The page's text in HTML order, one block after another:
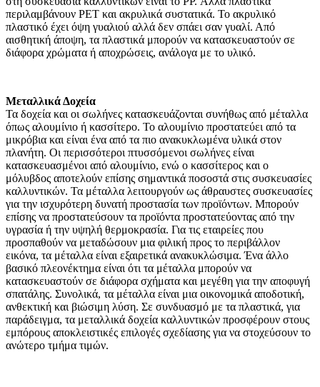
περιλαμβάνουν PET και ακρυλικά συστατικά. Το ακρυλικό
πλαστικό έχει όψη γυαλιού αλλά δεν σπάει σαν γυαλί. Από
αισθητική άποψη, τα πλαστικά μπορούν να κατασκευαστούν σε
διάφορα χρώματα ή αποχρώσεις, ανάλογα με το υλικό.
Μεταλλικά Δοχεία
Τα δοχεία και οι σωλήνες κατασκευάζονται συνήθως από μέταλλα
όπως αλουμίνιο ή κασσίτερο. Το αλουμίνιο προστατεύει από τα
μικρόβια και είναι ένα από τα πιο ανακυκλωμένα υλικά στον
πλανήτη. Οι περισσότεροι πτυσσόμενοι σωλήνες είναι
κατασκευασμένοι από αλουμίνιο, ενώ ο κασσίτερος και ο
μόλυβδος αποτελούν επίσης σημαντικά ποσοστά στις συσκευασίες
καλλυντικών. Τα μέταλλα λειτουργούν ως άθραυστες συσκευασίες
για την ισχυρότερη δυνατή προστασία των προϊόντων. Μπορούν
επίσης να προστατεύσουν τα προϊόντα προστατεύοντας από την
υγρασία ή την υψηλή θερμοκρασία. Για τις εταιρείες που
προσπαθούν να μεταδώσουν μια φιλική προς το περιβάλλον
εικόνα, τα μέταλλα είναι εξαιρετικά ανακυκλώσιμα. Ένα άλλο
βασικό πλεονέκτημα είναι ότι τα μέταλλα μπορούν να
κατασκευαστούν σε διάφορα σχήματα και μεγέθη για την αποφυγή
σπατάλης. Συνολικά, τα μέταλλα είναι μια οικονομικά αποδοτική,
ανθεκτική και βιώσιμη λύση. Σε συνδυασμό με τα πλαστικά, για
παράδειγμα, τα μεταλλικά δοχεία καλλυντικών προσφέρουν στους
εμπόρους αποκλειστικές επιλογές σχεδίασης για να στοχεύσουν το
ανώτερο τμήμα τιμών.